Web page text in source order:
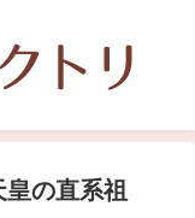
の直系祖